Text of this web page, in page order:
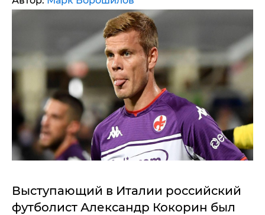
Выступающий в Италии российский
футболист Александр Кокорин был